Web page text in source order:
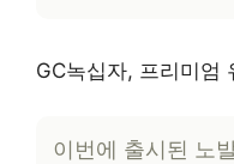
GC녹십자, 프리미엄
이번에 출시된 노